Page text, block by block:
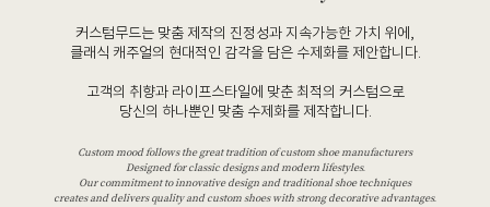
커스텀무드는 맞춤 제작의 진정성과 지속가능한 가치 위에,
클래식 캐주얼의 현대적인 감각을 담은 수제화를 제안합니다.
고객의 취향과 라이프스타일에 맞춘 최적의 커스텀으로
당신의 하나뿐인 맞춤 수제화를 제작합니다.
Custom mood follows the great tradition of custom shoe manufacturers
Designed for classic designs and modern lifestyles.
Our commitment to innovative design and traditional shoe techniques
creates and delivers quality and custom shoes with strong decorative advantages.